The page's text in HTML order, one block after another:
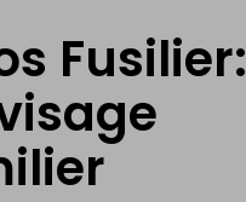
électriques
Fusilier: